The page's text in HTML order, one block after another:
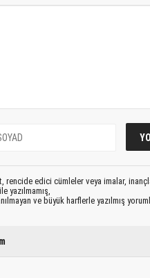
rencide edici cümleler veya imalar,
yazılmamış,
ve büyük harflerle yazılmış